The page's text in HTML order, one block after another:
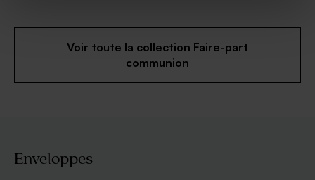
Voir toute la collection Faire-part
communion
Enveloppes